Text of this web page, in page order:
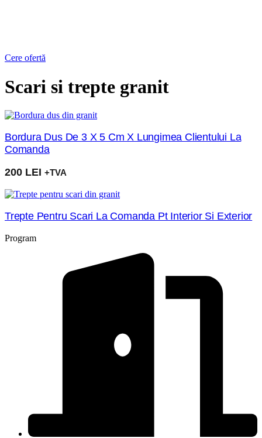
Cere ofertă
Scari si trepte granit
Bordura Dus De 3 X 5 Cm X Lungimea Clientului La
Comanda
200 LEI +TVA
Trepte Pentru Scari La Comanda Pt Interior Si Exterior
Program